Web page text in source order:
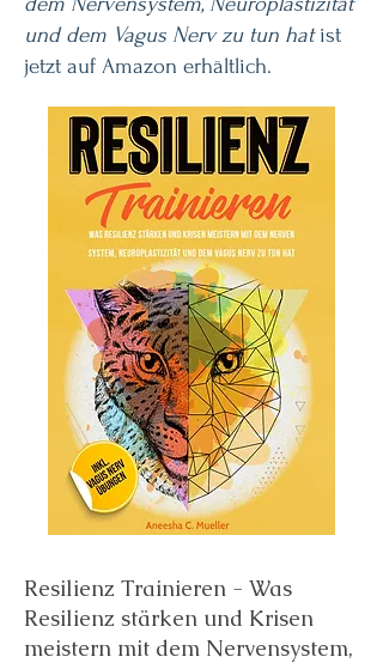
und dem Vagus Nerv zu tun hatist
jetzt auf Amazon erhältlich.
Resilienz Trainieren - Was
Resilienz stärken und Krisen
meistern mit dem Nervensystem,